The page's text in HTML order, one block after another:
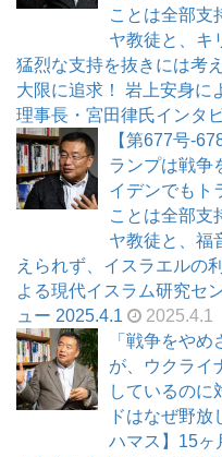
ことは全部支
ヤ教徒と、キ
猛烈な支持を抜きには考
大限に追求！ 岩上安身に
理事長・宮田律氏インタ
【第677号-
ランプは戦争
イデンでもト
ことは全部支
ヤ教徒と、福
えられず、イスラエルの
よる現代イスラム研究セ
ュー 2025.4.1
2025.4.1
「戦争をや
が、ウクライ
しているのに
ドはなぜ野放
ハマス】15ヶ